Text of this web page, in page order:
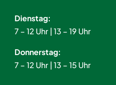
Dienstag:
7 – 12 Uhr | 13 – 19 Uhr
Donnerstag:
7 – 12 Uhr | 13 – 15 Uhr